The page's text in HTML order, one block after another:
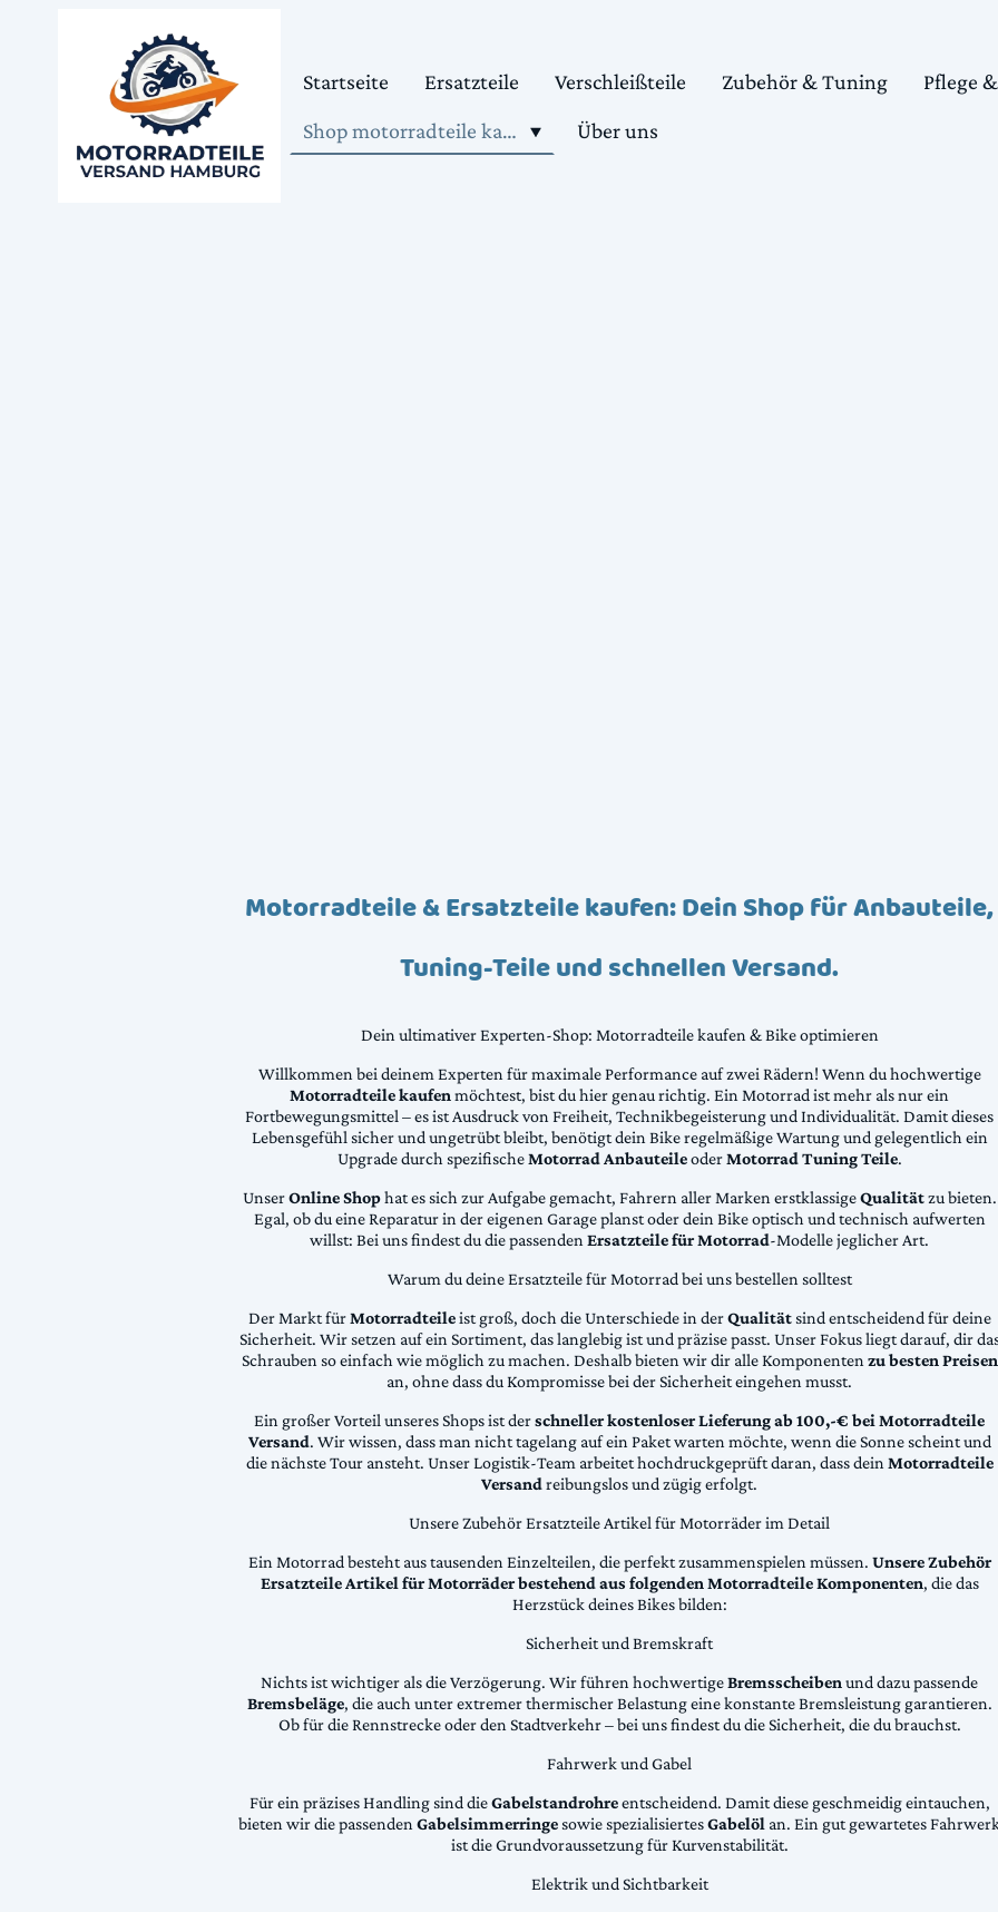
Startseite Ersatzteile Verschleißteile Zubehör & Tuning
Pflege
Shop motorradteile kaufen
Über uns
Motorradteile & Ersatzteile kaufen: Dein Shop für Anbauteile,
Tuning-Teile und schnellen Versand.
Dein ultimativer Experten-Shop: Motorradteile kaufen & Bike optimieren
Willkommen bei deinem Experten für maximale Performance auf zwei Rädern! Wenn du hochwertige
Motorradteile kaufenmöchtest, bist du hier genau richtig. Ein Motorrad ist mehr als nur ein
Fortbewegungsmittel – es ist Ausdruck von Freiheit, Technikbegeisterung und Individualität. Damit dieses
Lebensgefühl sicher und ungetrübt bleibt, benötigt dein Bike regelmäßige Wartung und gelegentlich ein
Upgrade durch spezifischeMotorrad AnbauteileoderMotorrad Tuning Teile.
UnserOnline Shophat es sich zur Aufgabe gemacht, Fahrern aller Marken erstklassigeQualitätzu bieten.
Egal, ob du eine Reparatur in der eigenen Garage planst oder dein Bike optisch und technisch aufwerten
willst: Bei uns findest du die passendenErsatzteile für Motorrad-Modelle jeglicher Art.
Warum du deine Ersatzteile für Motorrad bei uns bestellen solltest
Der Markt fürMotorradteileist groß, doch die Unterschiede in derQualitätsind entscheidend für deine
Sicherheit. Wir setzen auf ein Sortiment, das langlebig ist und präzise passt. Unser Fokus liegt darauf, dir
Schrauben so einfach wie möglich zu machen. Deshalb bieten wir dir alle Komponentenzu besten Preisen
an, ohne dass du Kompromisse bei der Sicherheit eingehen musst.
Ein großer Vorteil unseres Shops ist derschneller kostenloser Lieferung ab 100,-€ bei Motorradteile
Versand. Wir wissen, dass man nicht tagelang auf ein Paket warten möchte, wenn die Sonne scheint und
die nächste Tour ansteht. Unser Logistik-Team arbeitet hochdruckgeprüft daran, dass deinMotorradteile
Versandreibungslos und zügig erfolgt.
Unsere Zubehör Ersatzteile Artikel für Motorräder im Detail
Ein Motorrad besteht aus tausenden Einzelteilen, die perfekt zusammenspielen müssen. Unsere Zubehör
Ersatzteile Artikel für Motorräder bestehend aus folgenden Motorradteile Komponenten, die das
Herzstück deines Bikes bilden:
Sicherheit und Bremskraft
Nichts ist wichtiger als die Verzögerung. Wir führen hochwertigeBremsscheibenund dazu passende
Bremsbeläge, die auch unter extremer thermischer Belastung eine konstante Bremsleistung garantieren.
Ob für die Rennstrecke oder den Stadtverkehr – bei uns findest du die Sicherheit, die du brauchst.
Fahrwerk und Gabel
Für ein präzises Handling sind dieGabelstandrohreentscheidend. Damit diese geschmeidig eintauchen,
bieten wir die passendenGabelsimmerringesowie spezialisiertesGabelöl an. Ein gut gewartetes
ist die Grundvoraussetzung für Kurvenstabilität.
Elektrik und Sichtbarkeit